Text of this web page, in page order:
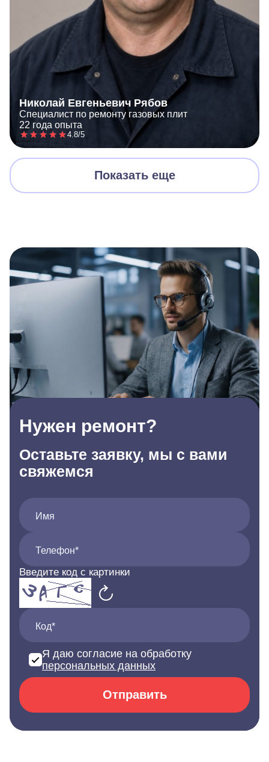
Николай Евгеньевич Рябов
Специалист по ремонту газовых плит
22 года опыта
4.8/5
Показать еще
Нужен ремонт?
Оставьте заявку, мы с вами
свяжемся
Имя
Телефон*
Введите код с картинки
Код*
Я даю согласие на обработку
персональных данных
Отправить